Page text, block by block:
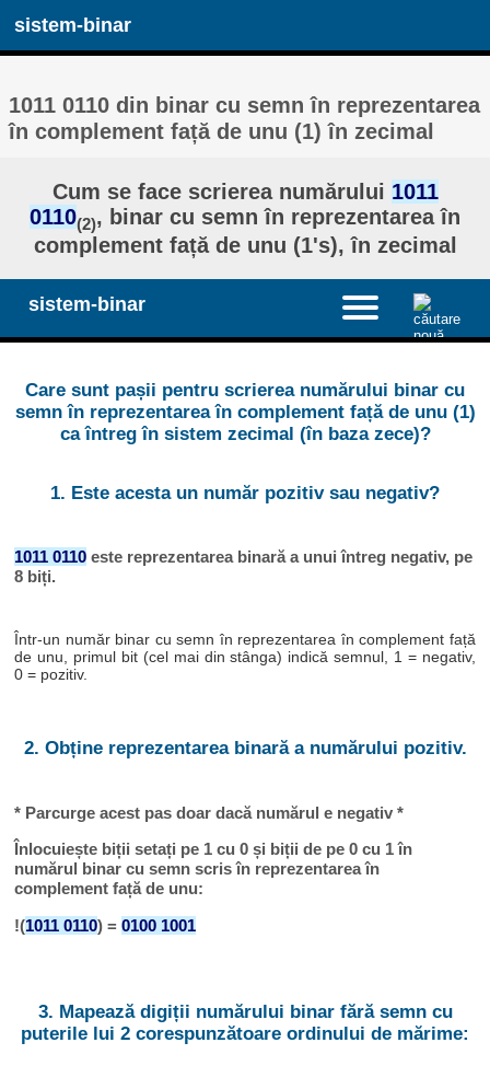
sistem-binar
1011 0110 din binar cu semn în reprezentarea
în complement față de unu (1) în zecimal
Cum se face scrierea numărului 1011
0110(2), binar cu semn în reprezentarea în
complement față de unu (1's), în zecimal
sistem-binar
Care sunt pașii pentru scrierea numărului binar cu
semn în reprezentarea în complement față de unu (1)
ca întreg în sistem zecimal (în baza zece)?
1. Este acesta un număr pozitiv sau negativ?
1011 0110 este reprezentarea binară a unui întreg negativ, pe
8 biți.
Într-un număr binar cu semn în reprezentarea în complement față
de unu, primul bit (cel mai din stânga) indică semnul, 1 = negativ,
0 = pozitiv.
2. Obține reprezentarea binară a numărului pozitiv.
* Parcurge acest pas doar dacă numărul e negativ *
Înlocuiește biții setați pe 1 cu 0 și biții de pe 0 cu 1 în
numărul binar cu semn scris în reprezentarea în
complement față de unu:
!(1011 0110) =0100 1001
3. Mapează digiții numărului binar fără semn cu
puterile lui 2 corespunzătoare ordinului de mărime: